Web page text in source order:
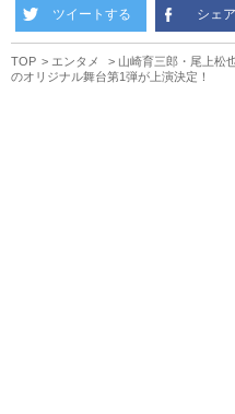
ツイートする シェ
TOP エンタメ
山崎育三郎・尾上松
のオリジナル舞台第1弾が上演決定！